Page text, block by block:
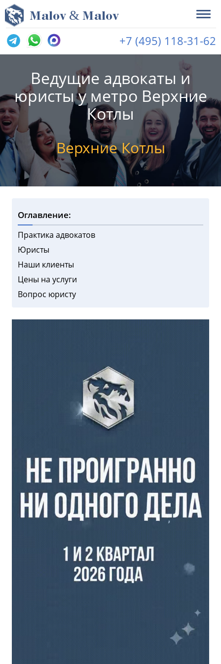
Malov & Malov
+7 (495) 118-31-62
Ведущие адвокаты и
юристы у метро Верхние
Котлы
Верхние Котлы
Оглавление:
Практика адвокатов
Юристы
Наши клиенты
Цены на услуги
Вопрос юристу